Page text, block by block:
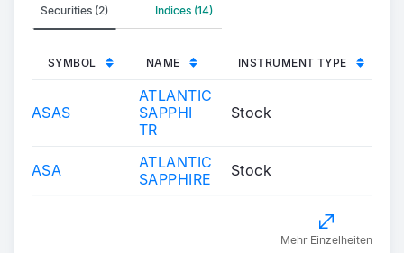
Securities (2) Indices (14)
SYMBOL NAME INSTRUMENT TYPE
ASAS
ATLANTIC
SAPPHI
TR
Stock
ASA
ATLANTIC
SAPPHIRE
Stock
Mehr Einzelheiten